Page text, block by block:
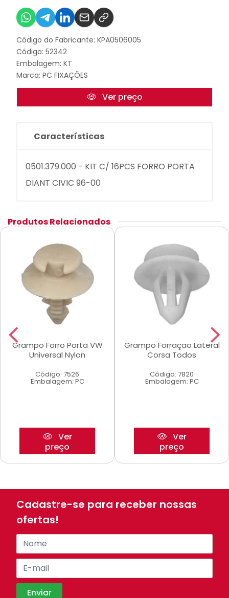
Código do Fabricante: KPA0506005
Código: 52342
Embalagem: KT
Marca: PC FIXAÇÕES
Ver preço
Características
0501.379.000 - KIT C/ 16PCS FORRO PORTA
DIANT CIVIC 96-00
Produtos Relacionados
Grampo Forro Porta VW
Universal Nylon
Código: 7526
Embalagem: PC
Ver
preço
Grampo Forraçao Lateral
Corsa Todos
Código: 7820
Embalagem: PC
Ver
preço
Cadastre-se para receber nossas
ofertas!